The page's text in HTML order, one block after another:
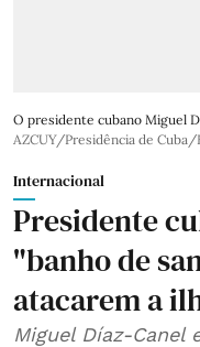
O presidente cubano Miguel
AZCUY/Presidência de Cuba/
Internacional
Presidente
"banho de
atacarem a
Miguel Díaz-Canel